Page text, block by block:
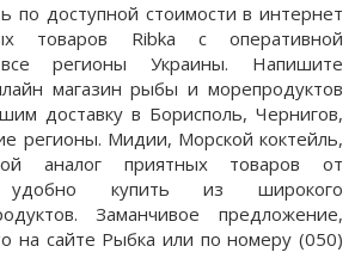
по доступной стоимости в интернет
товаров Ribka с оперативной
регионы Украины. Напишите
магазин рыбы и морепродуктов
доставку в Борисполь, Чернигов,
регионы. Мидии, Морской коктейль,
аналог приятных товаров от
удобно купить из широкого
Заманчивое предложение,
на сайте Рыбка или по номеру (050)